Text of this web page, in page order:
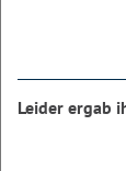
Leider ergab